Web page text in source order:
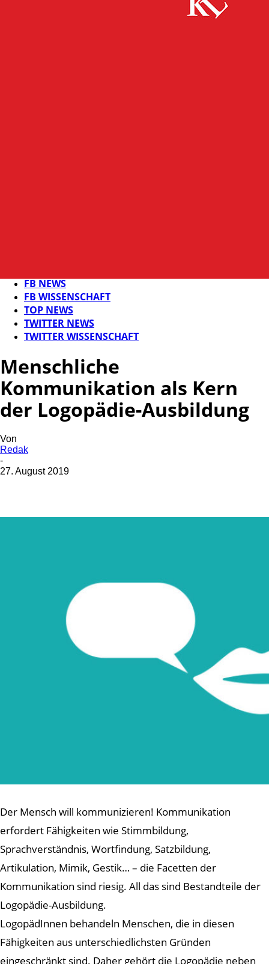
FB NEWS
FB WISSENSCHAFT
TOP NEWS
TWITTER NEWS
TWITTER WISSENSCHAFT
Menschliche
Kommunikation als Kern
der Logopädie-Ausbildung
Von
Redak
-
27. August 2019
Der Mensch will kommunizieren! Kommunikation
erfordert Fähigkeiten wie Stimmbildung,
Sprachverständnis, Wortfindung, Satzbildung,
Artikulation, Mimik, Gestik… – die Facetten der
Kommunikation sind riesig. All das sind Bestandteile der
Logopädie-Ausbildung.
LogopädInnen behandeln Menschen, die in diesen
Fähigkeiten aus unterschiedlichsten Gründen
eingeschränkt sind. Daher gehört die Logopädie neben